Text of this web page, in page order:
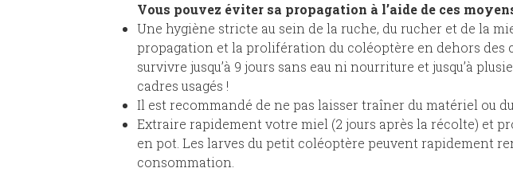
Vous pouvez éviter sa propagation à l’aide de ces
Une hygiène stricte au sein de la ruche, du rucher et de la
propagation et la prolifération du coléoptère en dehors des
survivre jusqu’à 9 jours sans eau ni nourriture et jusqu’à
cadres usagés !
Il est recommandé de ne pas laisser traîner du matériel ou
Extraire rapidement votre miel (2 jours après la récolte) et
en pot. Les larves du petit coléoptère peuvent rapidement
consommation.